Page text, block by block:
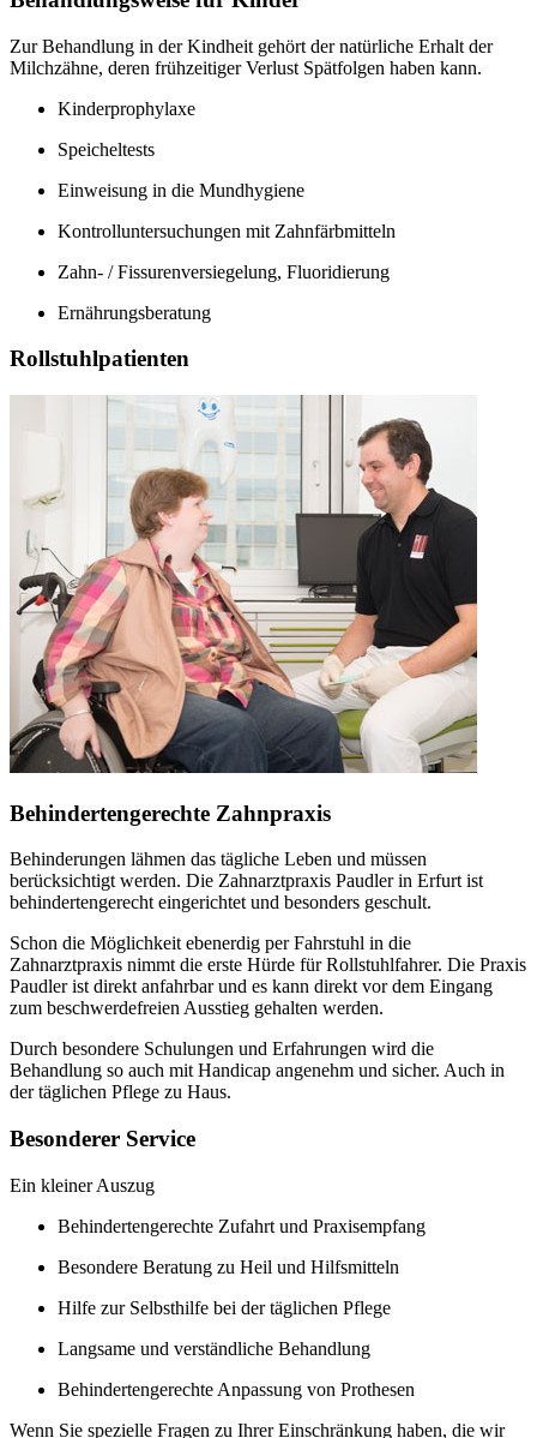
Zur Behandlung in der Kindheit gehört der natürliche Erhalt der
Milchzähne, deren frühzeitiger Verlust Spätfolgen haben kann.
Kinderprophylaxe
Speicheltests
Einweisung in die Mundhygiene
Kontrolluntersuchungen mit Zahnfärbmitteln
Zahn- / Fissurenversiegelung, Fluoridierung
Ernährungsberatung
Rollstuhlpatienten
Behindertengerechte Zahnpraxis
Behinderungen lähmen das tägliche Leben und müssen
berücksichtigt werden. Die Zahnarztpraxis Paudler in Erfurt ist
behindertengerecht eingerichtet und besonders geschult.
Schon die Möglichkeit ebenerdig per Fahrstuhl in die
Zahnarztpraxis nimmt die erste Hürde für Rollstuhlfahrer. Die Praxis
Paudler ist direkt anfahrbar und es kann direkt vor dem Eingang
zum beschwerdefreien Ausstieg gehalten werden.
Durch besondere Schulungen und Erfahrungen wird die
Behandlung so auch mit Handicap angenehm und sicher. Auch in
der täglichen Pflege zu Haus.
Besonderer Service
Ein kleiner Auszug
Behindertengerechte Zufahrt und Praxisempfang
Besondere Beratung zu Heil und Hilfsmitteln
Hilfe zur Selbsthilfe bei der täglichen Pflege
Langsame und verständliche Behandlung
Behindertengerechte Anpassung von Prothesen
Wenn Sie spezielle Fragen zu Ihrer Einschränkung haben, die wir